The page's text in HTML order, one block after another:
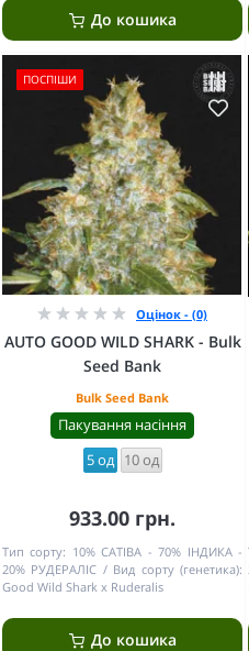
До кошика
ПОСПІШИ
Оцінок - (0)
AUTO GOOD WILD SHARK - Bulk
Seed Bank
Bulk Seed Bank
Пакування насіння
5 од 10 од
933.00 грн.
Тип сорту: 10% САТІВА - 70% ІНДИКА -
20% РУДЕРАЛІС
Вид сорту (генетика):
Good Wild Shark x Ruderalis
До кошика